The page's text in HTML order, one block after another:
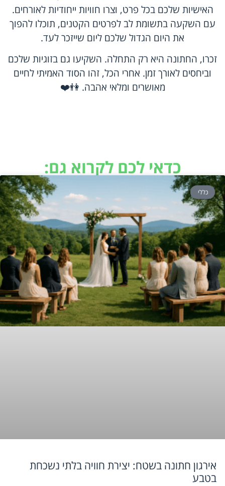
האישיות שלכם בכל פרט, וצרו חוויות ייחודיות לאורחים.
עם השקעה בתשומת לב לפרטים הקטנים, תוכלו להפוך
את היום הגדול שלכם ליום שייזכר לעד.
זכרו, החתונה היא רק התחלה. השקיעו גם בזוגיות שלכם
וביחסים לאורך זמן. אחרי הכל, זהו הסוד האמיתי לחיים
מאושרים ומלאי אהבה. 👫❤️
כדאי לכם לקרוא גם:
כללי
אירגון חתונה בשטח: יצירת חוויה בלתי נשכחת
בטבע